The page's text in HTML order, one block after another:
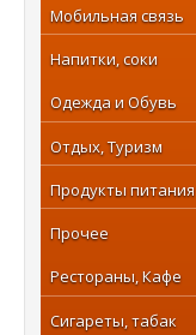
Мобильная связь
Напитки, соки
Одежда и Обувь
Отдых, Туризм
Продукты питания
Прочее
Рестораны, Кафе
Сигареты, табак